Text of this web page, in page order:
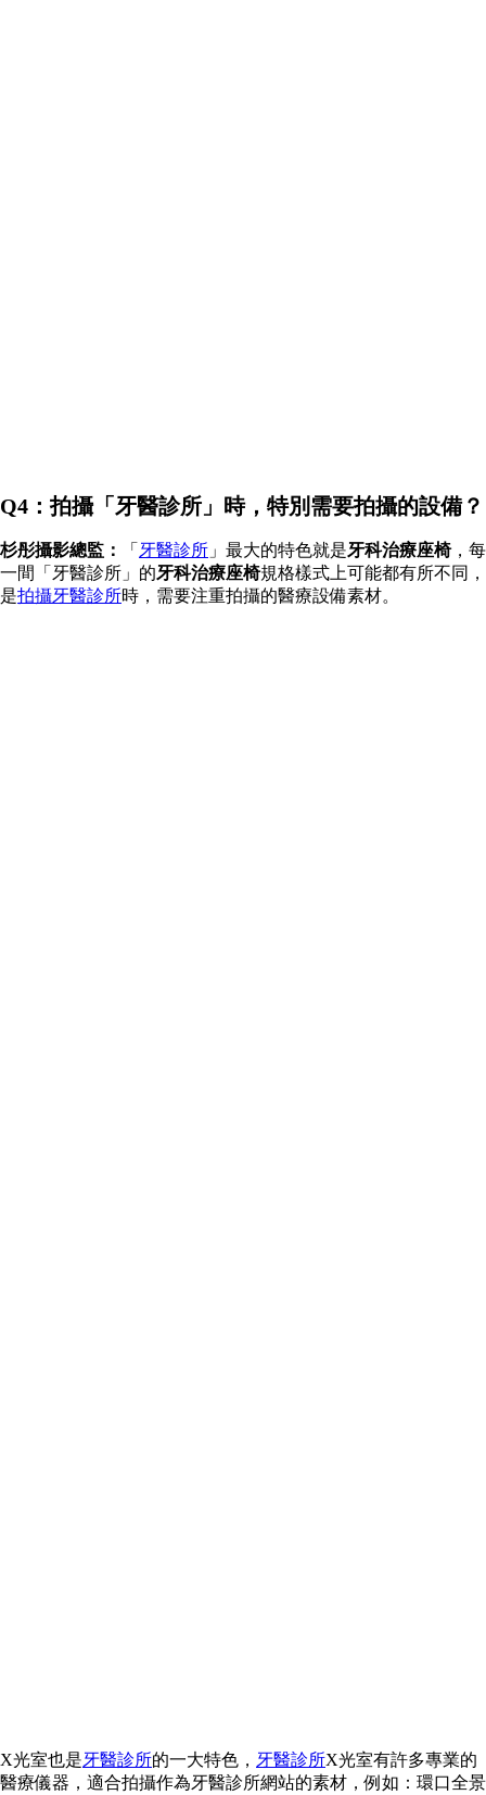
Q4：拍攝「牙醫診所」時，特別需要拍攝的設備？
杉彤攝影總監： 「 牙醫診所 」最大的特色就是牙科治療座椅，每
一間「牙醫診所」的牙科治療座椅規格樣式上可能都有所不同，
是拍攝牙醫診所時，需要注重拍攝的醫療設備素材。
X光室也是牙醫診所的一大特色， 牙醫診所X光室有許多專業的
醫療儀器，適合拍攝作為牙醫診所網站的素材，例如：環口全景